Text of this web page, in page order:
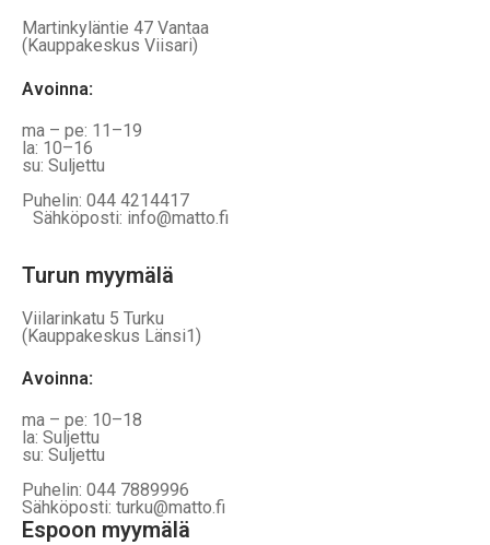
Martinkyläntie 47 Vantaa
(Kauppakeskus Viisari)
Avoinna:
ma – pe: 11–19
la: 10–16
su: Suljettu
Puhelin: 044 4214417
Sähköposti: info@matto.fi
Turun myymälä
Viilarinkatu 5 Turku
(Kauppakeskus Länsi1)
Avoinna:
ma – pe: 10–18
la: Suljettu
su: Suljettu
Puhelin: 044 7889996
Sähköposti: turku@matto.fi
Espoon myymälä